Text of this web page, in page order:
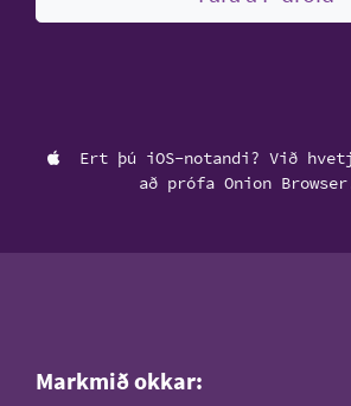
Ert þú iOS-notandi? Við
að prófa Onion
Markmið okkar: